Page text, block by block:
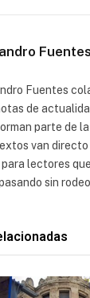
Fuentes
Fuentes
de
parte de
van
lectores
sin